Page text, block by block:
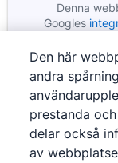
Denna
Googles
Den här
andra
prestanda
delar också
av